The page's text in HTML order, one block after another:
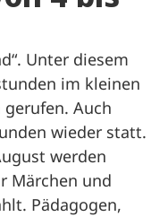
Unter diesem
im kleinen
gerufen. Auch
wieder statt.
werden
Märchen und
Pädagogen,